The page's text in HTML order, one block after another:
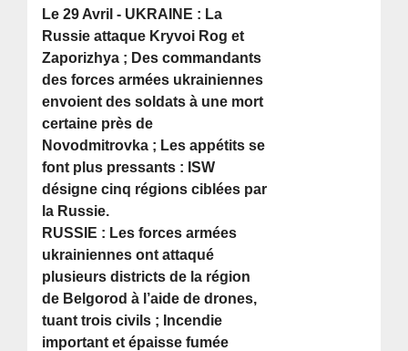
Le 29 Avril - UKRAINE : La
Russie attaque Kryvoi Rog et
Zaporizhya ; Des commandants
des forces armées ukrainiennes
envoient des soldats à une mort
certaine près de
Novodmitrovka ; Les appétits se
font plus pressants : ISW
désigne cinq régions ciblées par
la Russie.
RUSSIE : Les forces armées
ukrainiennes ont attaqué
plusieurs districts de la région
de Belgorod à l’aide de drones,
tuant trois civils ; Incendie
important et épaisse fumée